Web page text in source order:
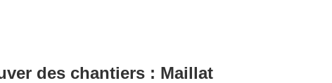
des chantiers : Maillat